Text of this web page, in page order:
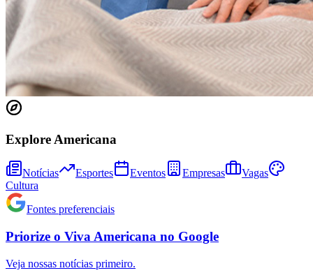
Explore Americana
Notícias Esportes Eventos Empresas
Vagas
Cultura
Fontes preferenciais
Priorize o Viva Americana no Google
Veja nossas notícias primeiro.